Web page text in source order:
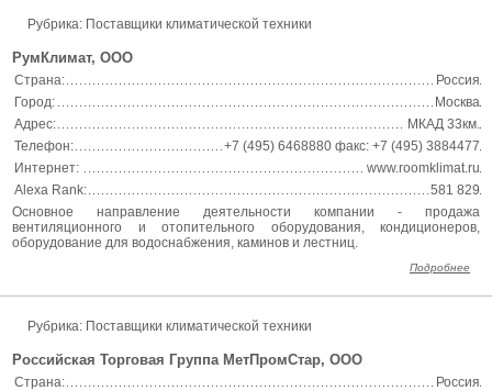
Рубрика: Поставщики климатической техники
РумКлимат, ООО
Страна:
Россия
Город:
Москва
Адрес:
МКАД 33км.
Телефон:
+7 (495) 6468880 факс: +7 (495) 3884477
Интернет:
www.roomklimat.ru
Alexa Rank:
581 829
Основное направление деятельности компании - продажа
вентиляционного и отопительного оборудования, кондиционеров,
оборудование для водоснабжения, каминов и лестниц.
Подробнее
Рубрика: Поставщики климатической техники
Российская Торговая Группа МетПромСтар, ООО
Страна:
Россия